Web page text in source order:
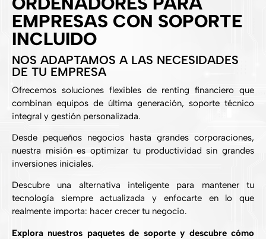
EMPRESAS CON SOPORTE
INCLUIDO
NOS ADAPTAMOS A LAS NECESIDADES
DE TU EMPRESA
Ofrecemos soluciones flexibles de renting financiero que
combinan equipos de última generación, soporte técnico
integral y gestión personalizada.
Desde pequeños negocios hasta grandes corporaciones,
nuestra misión es optimizar tu productividad sin grandes
inversiones iniciales.
Descubre una alternativa inteligente para mantener tu
tecnología siempre actualizada y enfocarte en lo que
realmente importa: hacer crecer tu negocio.
Explora nuestros paquetes de soporte y descubre cómo